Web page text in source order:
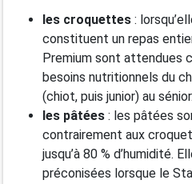
les croquettes :
constituent un repas
Premium sont attendues
besoins nutritionnels du
(chiot, puis junior) au sénior.
les pâtées : les pâtées
contrairement aux
jusqu’à 80 % d’humidité.
préconisées lorsque le